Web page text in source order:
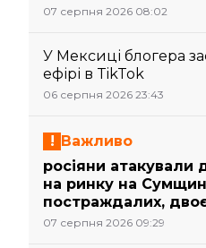
07 серпня 2026 08:02
У Мексиці блогера
ефірі в TikTok
06 серпня 2026 23:43
Важливо
росіяни
на ринку на
постраждалих,
07 серпня 2026 09:29